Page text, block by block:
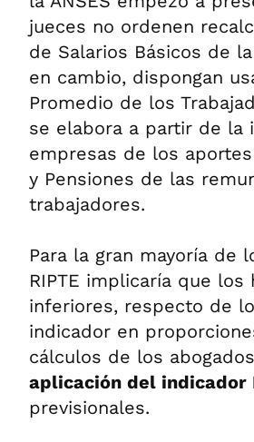
jueces no ordenen
de Salarios Básicos de
en cambio, dispongan
Promedio de los
se elabora a partir de la
empresas de los
y Pensiones de las
trabajadores.
Para la gran mayoría de
RIPTE implicaría que
inferiores, respecto de
indicador en
cálculos de los
aplicación del indicador
previsionales.